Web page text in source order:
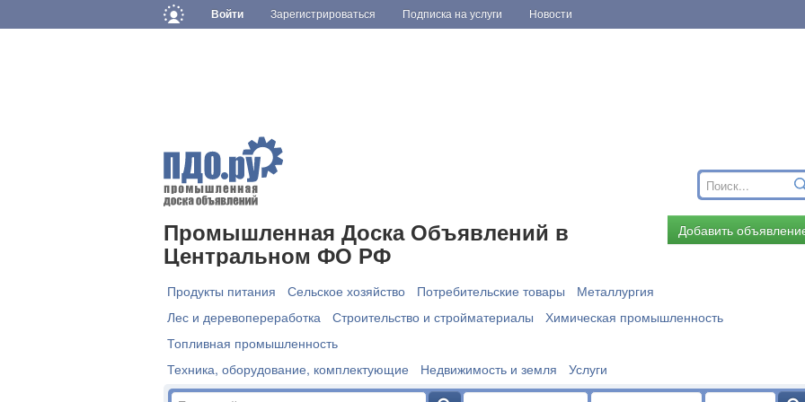
Войти Зарегистрироваться Подписка на услуги Новости
Промышленная Доска Объявлений в
Центральном ФО РФ
Добавить
Продукты питания Сельское хозяйство Потребительские товары
Металлургия
Лес и деревопереработка
Строительство и стройматериалы
Химическая промышленность
Топливная промышленность
Техника, оборудование, комплектующие
Недвижимость и земля Услуги